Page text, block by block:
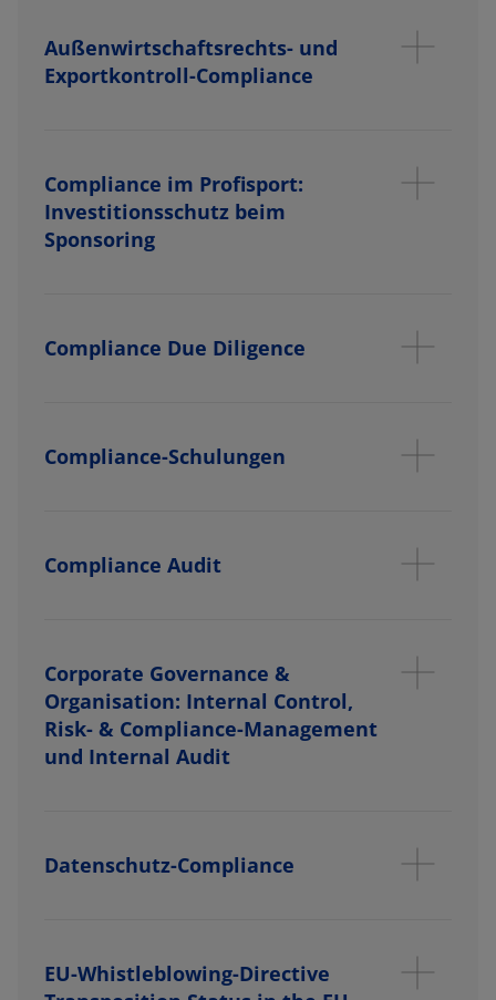
Außenwirtschaftsrechts- und
Exportkontroll-Compliance
Compliance im Profisport:
Investitionsschutz beim
Sponsoring
Compliance Due Diligence
Compliance-Schulungen
Compliance Audit
Corporate Governance &
Organisation: Internal Control,
Risk- & Compliance-Management
und Internal Audit
Datenschutz-Compliance
EU-Whistleblowing-Directive